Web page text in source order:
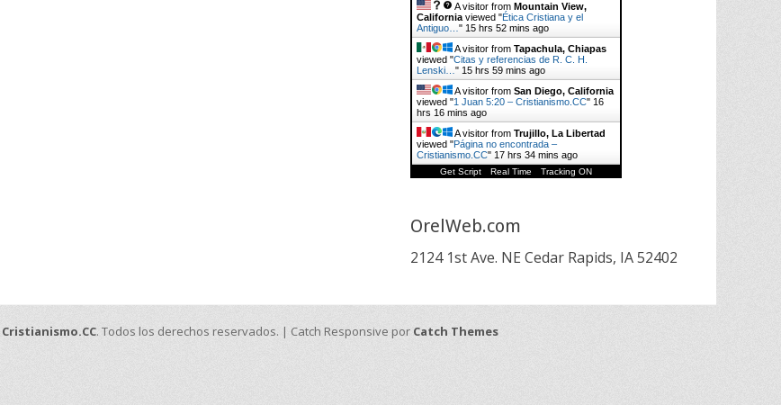
A visitor from Mountain View,
California viewed "Ética Cristiana y el
Antiguo… " 15 hrs 52 mins ago
A visitor from Tapachula, Chiapas
viewed "Citas y referencias de R. C. H.
Lenski… " 16 hrs ago
A visitor from San Diego, California
viewed "1 Juan 5:20 – Cristianismo.CC" 16
hrs 16 mins ago
A visitor from Trujillo, La Libertad
viewed "Página no encontrada –
Cristianismo.CC" 17 hrs 34 mins ago
Get Script Real Time Tracking ON
OrelWeb.com
2124 1st Ave. NE Cedar Rapids, IA 52402
Cristianismo.CC. Todos los derechos reservados. | Catch Responsive por Catch Themes